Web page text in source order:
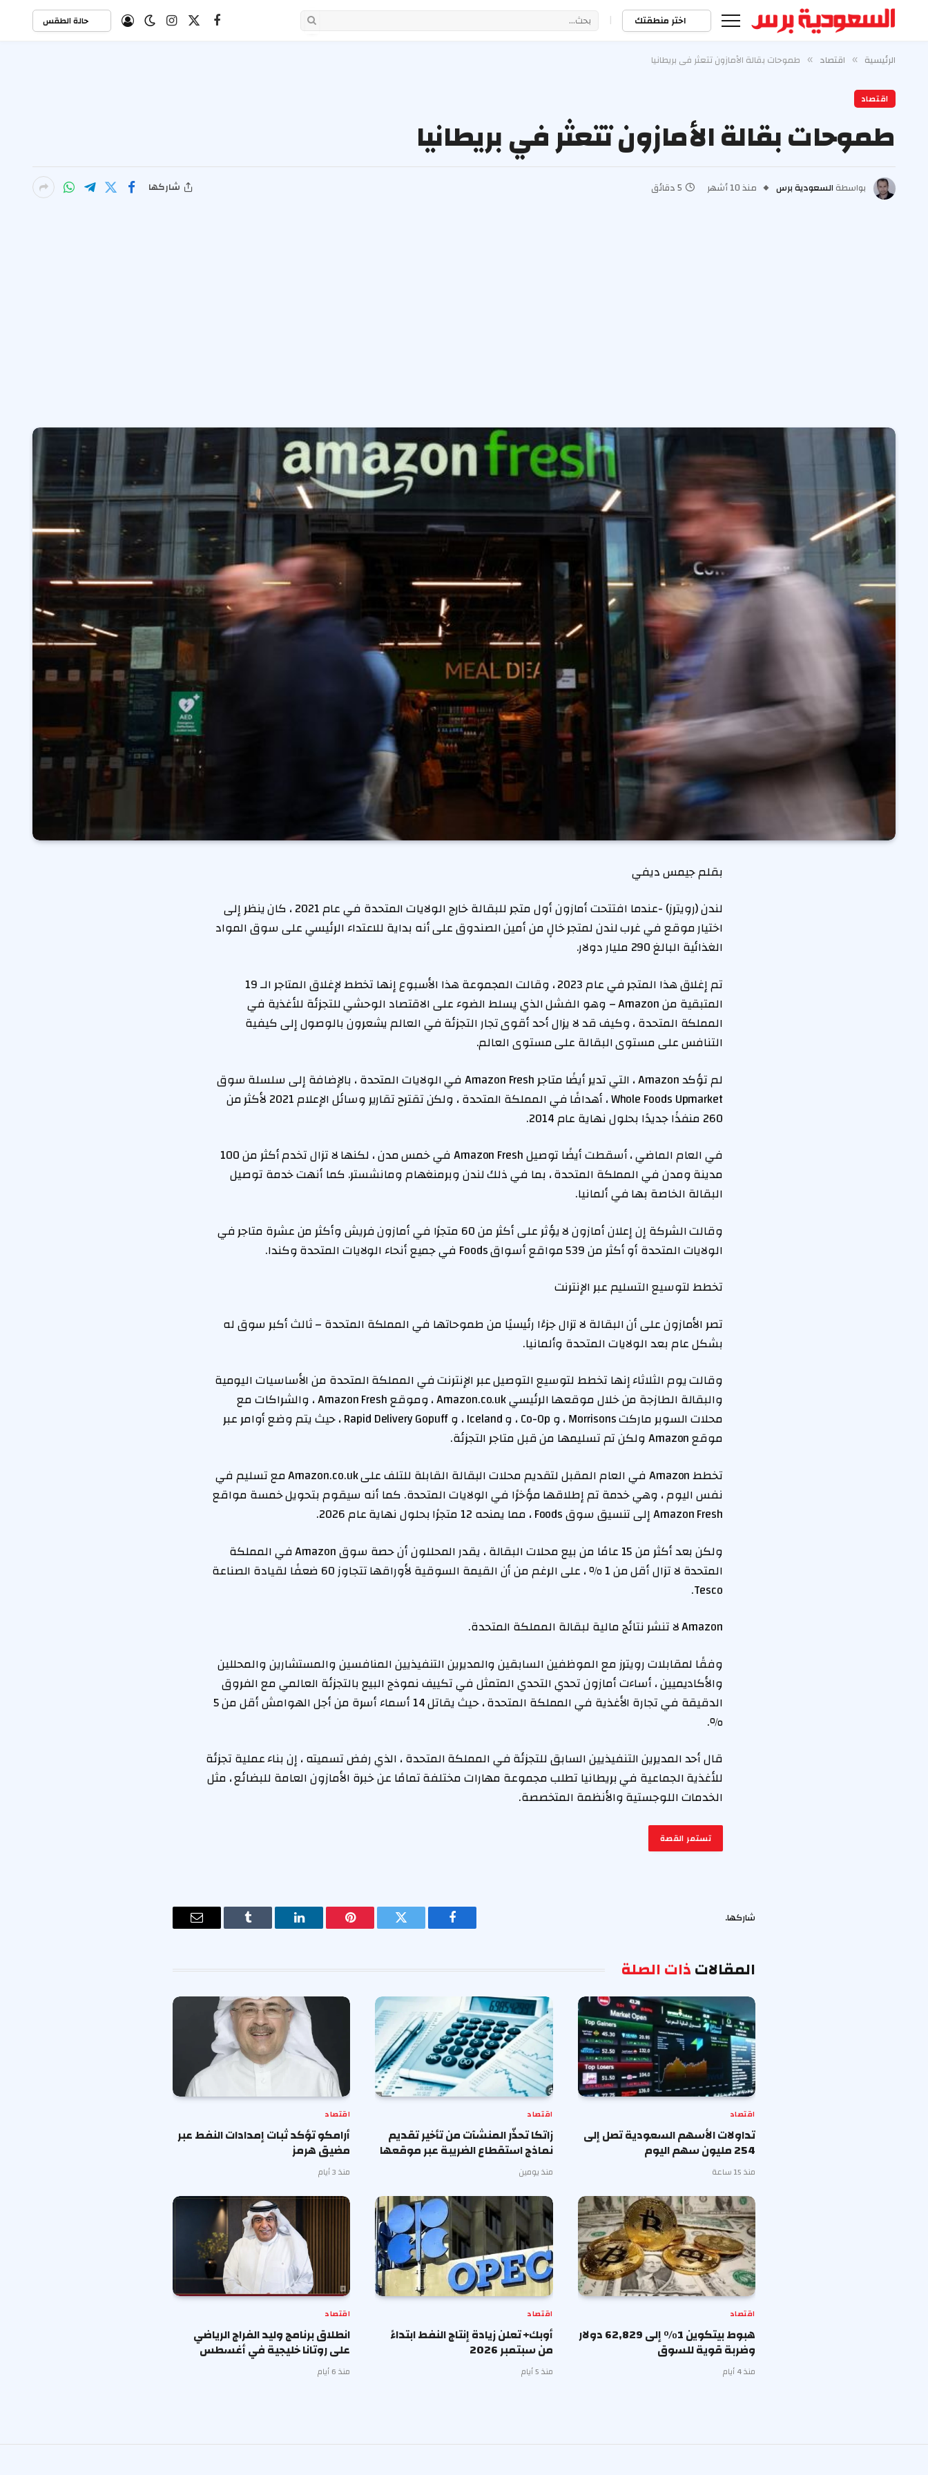
اختر منطقتك | فيسبوك
X
الانستغرام حالة الطقس
الرئيسية » اقتصاد » طموحات بقالة الأمازون تتعثر في بريطانيا
اقتصاد
طموحات بقالة الأمازون تتعثر في بريطانيا
بواسطة السعودية برس منذ 10 أشهر 5 دقائق شاركها
بقلم جيمس ديفي
لندن (رويترز) -عندما افتتحت أمازون أول متجر للبقالة خارج الولايات المتحدة في عام 2021 ، كان ينظر إلى
اختيار موقع في غرب لندن لمتجر خالٍ من أمين الصندوق على أنه بداية للاعتداء الرئيسي على سوق المواد
الغذائية البالغ 290 مليار دولار.
تم إغلاق هذا المتجر في عام 2023 ، وقالت المجموعة هذا الأسبوع إنها تخطط لإغلاق المتاجر الـ 19
المتبقية من Amazon – وهو الفشل الذي يسلط الضوء على الاقتصاد الوحشي للتجزئة للأغذية في
المملكة المتحدة ، وكيف قد لا يزال أحد أقوى تجار التجزئة في العالم يشعرون بالوصول إلى كيفية
التنافس على مستوى البقالة على مستوى العالم.
لم تؤكد Amazon ، التي تدير أيضًا متاجر Amazon Fresh في الولايات المتحدة ، بالإضافة إلى سلسلة سوق
Whole Foods Upmarket ، أهدافًا في المملكة المتحدة ، ولكن تقترح تقارير وسائل الإعلام 2021 لأكثر من
260 منفذًا جديدًا بحلول نهاية عام 2014.
في العام الماضي ، أسقطت أيضًا توصيل Amazon Fresh في خمس مدن ، لكنها لا تزال تخدم أكثر من 100
مدينة ومدن في المملكة المتحدة ، بما في ذلك لندن وبرمنغهام ومانشستر. كما أنهت خدمة توصيل
البقالة الخاصة بها في ألمانيا.
وقالت الشركة إن إعلان أمازون لا يؤثر على أكثر من 60 متجرًا في أمازون فريش وأكثر من عشرة متاجر في
الولايات المتحدة أو أكثر من 539 مواقع أسواق Foods في جميع أنحاء الولايات المتحدة وكندا.
تخطط لتوسيع التسليم عبر الإنترنت
تصر الأمازون على أن البقالة لا تزال جزءًا رئيسيًا من طموحاتها في المملكة المتحدة – ثالث أكبر سوق له
بشكل عام بعد الولايات المتحدة وألمانيا.
وقالت يوم الثلاثاء إنها تخطط لتوسيع التوصيل عبر الإنترنت في المملكة المتحدة من الأساسيات اليومية
والبقالة الطازجة من خلال موقعها الرئيسي Amazon.co.uk ، وموقع Amazon Fresh ، والشراكات مع
محلات السوبر ماركت Morrisons ، و Co-Op ، و Iceland ، و Rapid Delivery Gopuff ، حيث يتم وضع أوامر عبر
موقع Amazon ولكن تم تسليمها من قبل متاجر التجزئة.
تخطط Amazon في العام المقبل لتقديم محلات البقالة القابلة للتلف على Amazon.co.uk مع تسليم في
نفس اليوم ، وهي خدمة تم إطلاقها مؤخرًا في الولايات المتحدة. كما أنه سيقوم بتحويل خمسة مواقع
Amazon Fresh إلى تنسيق سوق Foods ، مما يمنحه 12 متجرًا بحلول نهاية عام 2026.
ولكن بعد أكثر من 15 عامًا من بيع محلات البقالة ، يقدر المحللون أن حصة سوق Amazon في المملكة
المتحدة لا تزال أقل من 1 ٪ ، على الرغم من أن القيمة السوقية لأوراقها تتجاوز 60 ضعفًا لقيادة الصناعة
Tesco.
Amazon لا تنشر نتائج مالية لبقالة المملكة المتحدة.
وفقًا لمقابلات رويترز مع الموظفين السابقين والمديرين التنفيذيين المنافسين والمستشارين والمحللين
والأكاديميين ، أساءت أمازون تحدي التحدي المتمثل في تكييف نموذج البيع بالتجزئة العالمي مع الفروق
الدقيقة في تجارة الأغذية في المملكة المتحدة ، حيث يقاتل 14 أسماء أسرة من أجل الهوامش أقل من 5
٪.
قال أحد المديرين التنفيذيين السابق للتجزئة في المملكة المتحدة ، الذي رفض تسميته ، إن بناء عملية تجزئة
للأغذية الجماعية في بريطانيا تطلب مجموعة مهارات مختلفة تمامًا عن خبرة الأمازون العامة للبضائع ، مثل
الخدمات اللوجستية والأنظمة المتخصصة.
تستمر القصة
شاركها.
فيسبوك تويتر بينتيريستلينكدإن Tumblr
البريد
المقالاتذات الصلة
اقتصاد
تداولات الأسهم السعودية تصل إلى
254 مليون سهم اليوم
منذ 15 ساعة
اقتصاد
زاتكا تحذّر المنشآت من تأخير تقديم
نماذج استقطاع الضريبة عبر موقعها
منذ يومين
اقتصاد
أرامكو تؤكد ثبات إمدادات النفط عبر
مضيق هرمز
منذ 3 أيام
اقتصاد
هبوط بيتكوين 1% إلى 62,829 دولار
وضربة قوية للسوق
منذ 4 أيام
اقتصاد
أوبك+ تعلن زيادة إنتاج النفط ابتداءً
من سبتمبر 2026
منذ 5 أيام
اقتصاد
انطلاق برنامج وليد الفراج الرياضي
على روتانا خليجية في أغسطس
منذ 6 أيام